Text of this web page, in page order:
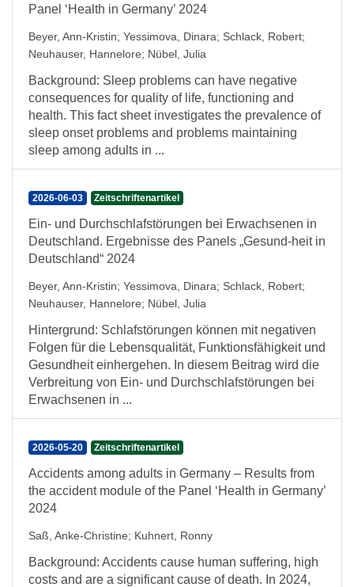
Panel ‘Health in Germany’ 2024
Beyer, Ann-Kristin; Yessimova, Dinara; Schlack, Robert;
Neuhauser, Hannelore; Nübel, Julia
Background: Sleep problems can have negative
consequences for quality of life, functioning and
health. This fact sheet investigates the prevalence of
sleep onset problems and problems maintaining
sleep among adults in ...
2026-06-03 Zeitschriftenartikel
Ein- und Durchschlafstörungen bei Erwachsenen in
Deutschland. Ergebnisse des Panels „Gesund-heit in
Deutschland“ 2024
Beyer, Ann-Kristin; Yessimova, Dinara; Schlack, Robert;
Neuhauser, Hannelore; Nübel, Julia
Hintergrund: Schlafstörungen können mit negativen
Folgen für die Lebensqualität, Funktionsfähigkeit und
Gesundheit einhergehen. In diesem Beitrag wird die
Verbreitung von Ein- und Durchschlafstörungen bei
Erwachsenen in ...
2026-05-20 Zeitschriftenartikel
Accidents among adults in Germany – Results from
the accident module of the Panel ‘Health in Germany’
2024
Saß, Anke-Christine; Kuhnert, Ronny
Background: Accidents cause human suffering, high
costs and are a significant cause of death. In 2024,